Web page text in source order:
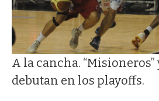
A la cancha. “Misioneros”
debutan en los playoffs.